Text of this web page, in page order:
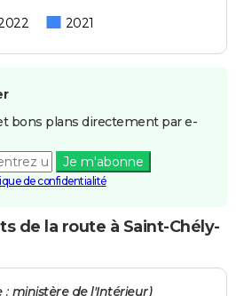
2021
bons plans directement par e-
Je m'abonne
de confidentialité
de la route à Saint-Chély-
: ministère de l'Intérieur)